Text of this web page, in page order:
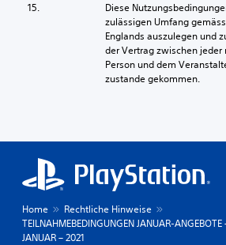
15.
Diese
zulässigen Umfang
Englands auszulegen und
der Vertrag zwischen
Person und dem
zustande gekommen.
Home
Rechtliche Hinweise
TEILNAHMEBEDINGUNGEN JANUAR-
JANUAR – 2021